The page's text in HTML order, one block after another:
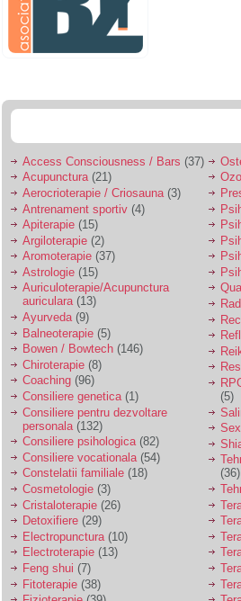
De 4 ani am o relatie
serioasa cu un barbat
sa se manifeste o
Ma aflu aici pentru ca
vreau sa stiu daca am
nevoie de un psiholog
sau psihiatru.
Sunt casatorita, am
31 de ani si un copil in
varsta de 2 ani care
mi-e lumina ochilor.
De ceva timp simt ca
mi s-a adunat
oboseala, o oboseala
cronica de care nu pot
scapa si simt ca din
cauza ei nu pot
controla nervii si
cateodata are copilul
de suferit.
Am o bariera peste
care nu pot trece:
prietena mea a ramas
insarcinata cu o fata.
Am fost de comun
acord sa facem un
copil, cu gandul ca e
baiat.
Access Consciousness / Bars (37)
Acupunctura(21)
Aerocrioterapie / Criosauna (3)
Antrenament sportiv (4)
Apiterapie (15)
Argiloterapie (2)
Aromoterapie (37)
Astrologie (15)
Auriculoterapie/Acupunctura
auriculara(13)
Ayurveda(9)
Balneoterapie (5)
Bowen / Bowtech (146)
Chiroterapie (8)
Coaching (96)
Consiliere genetica(1)
Consiliere pentru dezvoltare
personala (132)
Consiliere psihologica(82)
Consiliere vocationala (54)
Constelatii familiale (18)
Cosmetologie (3)
Cristaloterapie (26)
Detoxifiere (29)
Electropunctura (10)
Electroterapie (13)
Feng shui (7)
Fitoterapie (38)
(5)
(36)